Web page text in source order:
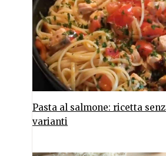
Pasta al salmone: ricetta
varianti